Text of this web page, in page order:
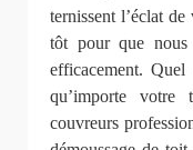
ternissent l’éclat
tôt pour que nous
efficacement.
qu’importe
couvreurs